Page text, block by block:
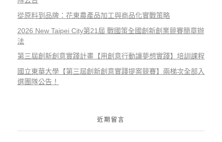
從原料到品牌：花東農產品加工與商品化實戰策略
2026 New Taipei City第21屆 戰國策全國創新創業競賽簡章辦
法
第三屆創新創意實踐計畫【用創意行動讓夢想實踐】培訓課程
國立東華大學【第三屆創新創意實踐提案競賽】兩梯次全部入
選團隊公告！
近期留言